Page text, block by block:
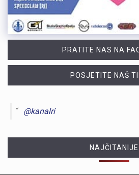
PRATITE NAS NA
POSJETITE NAŠ
@kanalri
NAJČITANIJE